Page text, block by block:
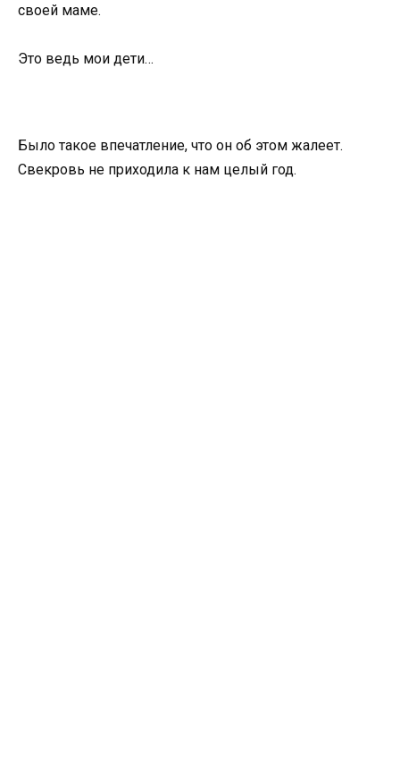
своей маме.
Это ведь мои дети…
Было такое впечатление, что он об этом жалеет.
Свекровь не приходила к нам целый год.